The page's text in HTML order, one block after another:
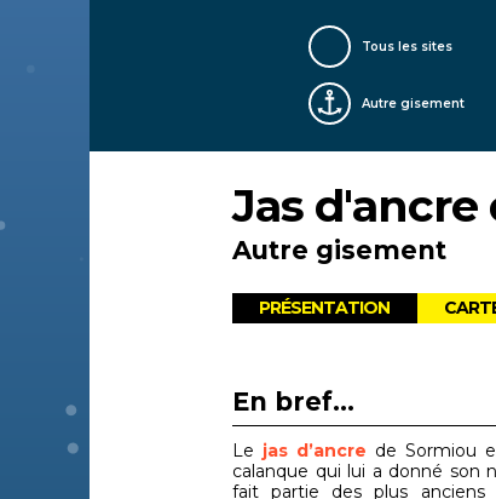
Tous les sites
Autre gisement
Jas d'ancre
Autre gisement
PRÉSENTATION
En bref...
Le jas d’ancre de Sormiou
calanque qui lui a donné son
fait partie des plus anciens